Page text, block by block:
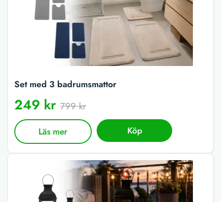
Set med 3 badrumsmattor
249 kr 799 kr
Läs mer Köp